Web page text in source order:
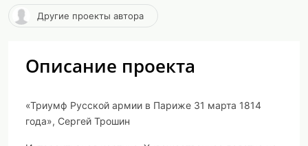
Другие проекты автора
Описание проекта
«Триумф Русской армии в Париже 31 марта 1814
года», Сергей Трошин